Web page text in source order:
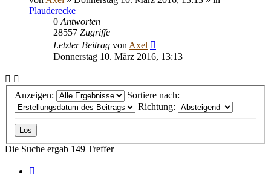
Plauderecke
0 Antworten
28557 Zugriffe
Letzter Beitrag von Axel
Donnerstag 10. März 2016, 13:13
Anzeigen:
Sortiere nach:
Richtung:
Die Suche ergab 149 Treffer